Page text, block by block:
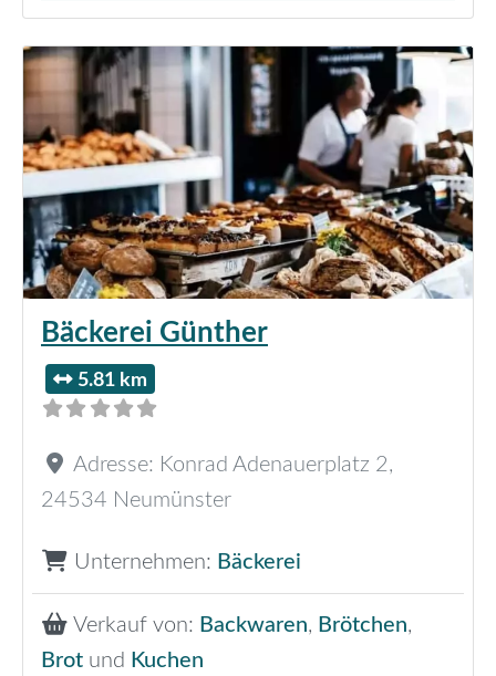
Bäckerei Günther
5.81 km
Adresse: Konrad Adenauerplatz 2,
24534 Neumünster
Unternehmen: Bäckerei
Verkauf von: Backwaren, Brötchen,
Brot und Kuchen